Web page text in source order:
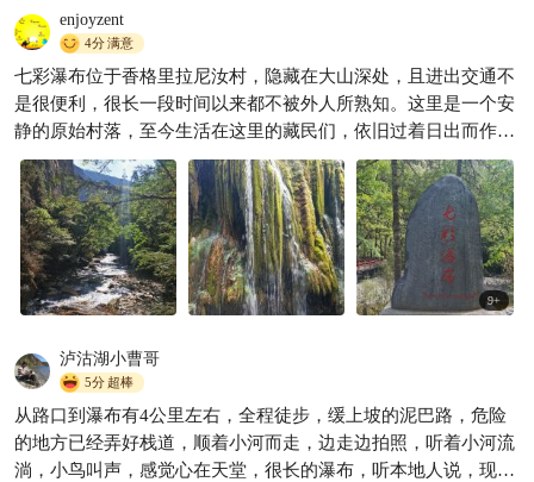
尼汝｜七彩瀑布徒步实测+保姆
级攻略｜没遇到小熊猫但遇见
了彩虹阿 赵 💕 184
enjoyzent
4分满意
七彩瀑布位于香格里拉尼汝村，隐藏在大山深处，且进出交通不
是很便利，很长一段时间以来都不被外人所熟知。这里是一个安
静的原始村落，至今生活在这里的藏民们，依旧过着日出而作，
日落而息，半耕半牧的悠然生活。七彩瀑布并未经过人工修饰，
也不算是壮观景象，只是落水在阳光明媚中会呈现不同颜色的绚
烂。
9+
泸沽湖小曹哥
5分超棒
从路口到瀑布有4公里左右，全程徒步，缓上坡的泥巴路，危险
的地方已经弄好栈道，顺着小河而走，边走边拍照，听着小河流
淌，小鸟叫声，感觉心在天堂，很长的瀑布，听本地人说，现在